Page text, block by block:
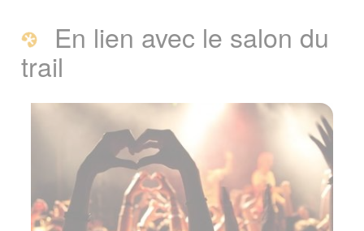
En lien avec le salon du
trail